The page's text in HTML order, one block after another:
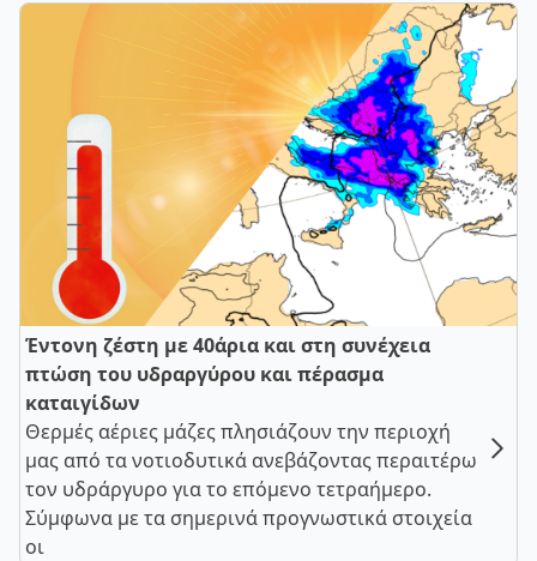
Έντονη ζέστη με 40άρια και στη συνέχεια
πτώση του υδραργύρου και πέρασμα
καταιγίδων
Θερμές αέριες μάζες πλησιάζουν την περιοχή
μας από τα νοτιοδυτικά ανεβάζοντας περαιτέρω
τον υδράργυρο για το επόμενο τετραήμερο.
Σύμφωνα με τα σημερινά προγνωστικά στοιχεία
οι